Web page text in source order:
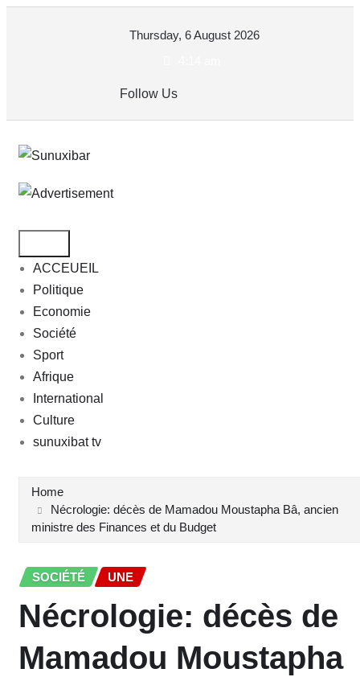
Thursday, 6 August 2026
Follow Us
ACCEUEIL
Politique
Economie
Société
Sport
Afrique
International
Culture
sunuxibat tv
Home
Nécrologie: décès de Mamadou Moustapha Bâ, ancien
ministre des Finances et du Budget
SOCIÉTÉ UNE
Nécrologie: décès de
Mamadou Moustapha